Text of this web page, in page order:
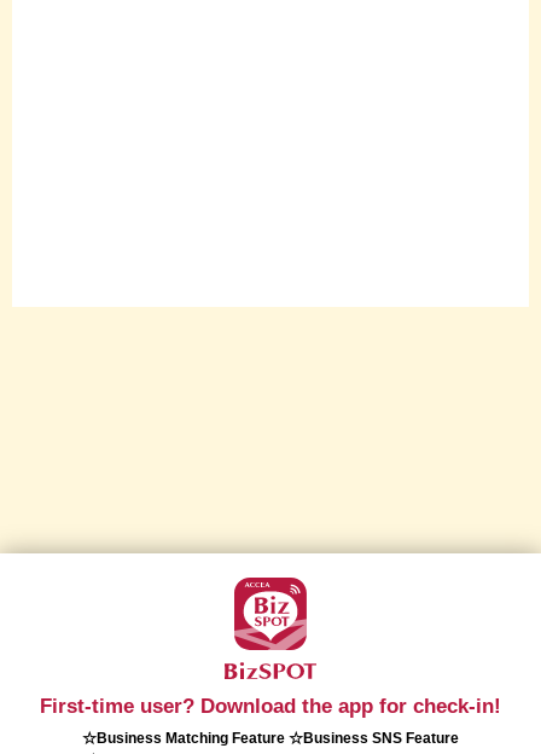
First-time user? Download the app for check-in!
☆Business Matching Feature ☆Business SNS Feature